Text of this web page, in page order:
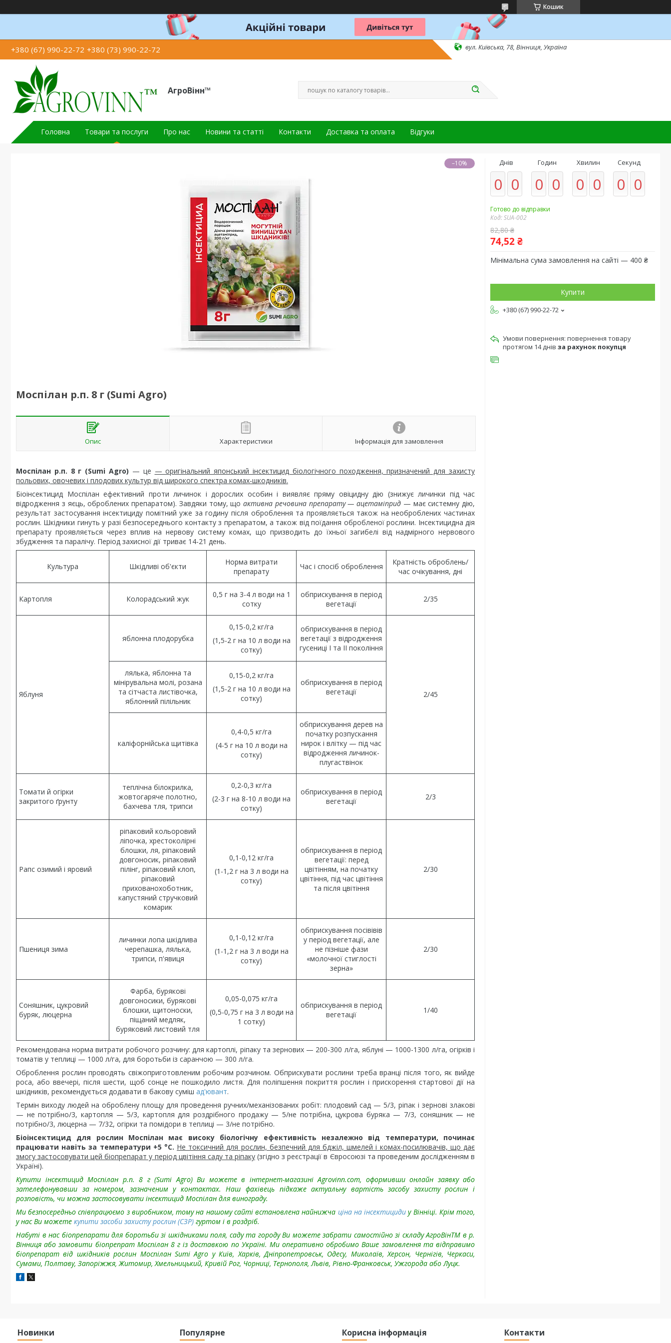
Кошик
+380 (67) 990-22-72 +380 (73) 990-22-72 вул. Київська, 78, Вінниця, Україна
АгроВінн™
Головна Товари та послуги Про нас Новини та статті Контакти Доставка та оплата Відгуки
–10%
Моспілан р.п. 8 г (Sumi Agro)
Опис Характеристики Інформація для замовлення
Моспілан р.п. 8 г (Sumi Agro) — це — оригінальний японський інсектицид біологічного походження, призначений для захисту
польових, овочевих і плодових культур від широкого спектра комах-шкодників.
Біоінсектицид Моспілан ефективний проти личинок і дорослих особин і виявляє пряму овіцидну дію (знижує личинки під час
відродження з яєць, оброблених препаратом). Завдяки тому, що активна речовина препарату — ацетаміприд — має системну дію,
результат застосування інсектициду помітний уже за годину після оброблення та проявляється також на необроблених частинах
рослин. Шкідники гинуть у разі безпосереднього контакту з препаратом, а також від поїдання обробленої рослини. Інсектицидна дія
препарату проявляється через вплив на нервову систему комах, що призводить до їхньої загибелі від надмірного нервового
збудження та паралічу. Період захисної дії триває 14-21 день.
Культура Шкідливі об'єкти
Норма витрати
препарату
Час і спосіб оброблення
Кратність оброблень/
час очікування, дні
Картопля Колорадський жук
0,5 г на 3-4 л води на 1
сотку
обприскування в період
вегетації
2/35
Яблуня
яблонна плодорубка
0,15-0,2 кг/га
(1,5-2 г на 10 л води на
сотку)
обприскування в період
вегетації з відродження
гусениці I та II покоління
2/45
лялька, яблонна та
мінірувальна молі, розана
та сітчаста листівочка,
яблонний пілільник
0,15-0,2 кг/га
(1,5-2 г на 10 л води на
сотку)
обприскування в період
вегетації
каліфорнійська щитівка
0,4-0,5 кг/га
(4-5 г на 10 л води на
сотку)
обприскування дерев на
початку розпускання
нирок і влітку — під час
відродження личинок-
плугаствінок
Томати й огірки
закритого ґрунту
теплічна білокрилка,
жовтогаряче полотно,
бахчева тля, трипси
0,2-0,3 кг/га
(2-3 г на 8-10 л води на
сотку)
обприскування в період
вегетації
2/3
Рапс озимий і яровий
ріпаковий кольоровий
ліпочка, хрестоколірні
блошки, ля, ріпаковий
довгоносик, ріпаковий
пілінг, ріпаковий клоп,
ріпаковий
прихованохоботник,
капустяний стручковий
комарик
0,1-0,12 кг/га
(1-1,2 г на 3 л води на
сотку)
обприскування в період
вегетації: перед
цвітінням, на початку
цвітіння, під час цвітіння
та після цвітіння
2/30
Пшениця зима
личинки лопа шкідлива
черепашка, лялька,
трипси, п'явиця
0,1-0,12 кг/га
(1-1,2 г на 3 л води на
сотку)
обприскування посівівів
у період вегетації, але
не пізніше фази
«молочної стиглості
зерна»
2/30
Соняшник, цукровий
буряк, люцерна
Фарба, бурякові
довгоносики, бурякові
блошки, щитоноски,
піщаний медляк,
буряковий листовий тля
0,05-0,075 кг/га
(0,5-0,75 г на 3 л води на
1 сотку)
обприскування в період
вегетації
1/40
Рекомендована норма витрати робочого розчину: для картоплі, ріпаку та зернових — 200-300 л/га, яблуні — 1000-1300 л/га, огірків і
томатів у теплиці — 1000 л/га, для боротьби із саранчою — 300 л/га.
Оброблення рослин проводять свіжоприготовленим робочим розчином. Обприскувати рослини треба вранці після того, як вийде
роса, або ввечері, після шести, щоб сонце не пошкодило листя. Для поліпшення покриття рослин і прискорення стартової дії на
шкідників, рекомендується додавати в бакову суміш ад'ювант.
Термін виходу людей на оброблену площу для проведення ручних/механізованих робіт: плодовий сад — 5/3, ріпак і зернові злакові
— не потрібно/3, картопля — 5/3, картопля для роздрібного продажу — 5/не потрібна, цукрова буряка — 7/3, соняшник — не
потрібно/3, люцерна — 7/32, огірки та помідори в теплиці — 3/не потрібно.
Біоінсектицид для рослин Моспілан має високу біологічну ефективність незалежно від температури, починає
працювати навіть за температури +5 °C. Не токсичний для рослин, безпечний для бджіл, шмелей і комах-посилювачів, що дає
змогу застосовувати цей біопрепарат у період цвітіння саду та ріпаку (згідно з реєстрації в Євросоюзі та проведеним дослідженням в
Україні).
Купити інсектицид Моспілан р.п. 8 г (Sumi Agro) Ви можете в інтернет-магазині Agrovinn.com, оформивши онлайн заявку або
зателефонувавши за номером, зазначеним у контактах. Наш фахівець підкаже актуальну вартість засобу захисту рослин і
розповість, чи можна застосовувати інсектицид Моспілан для винограду.
Ми безпосередньо співпрацюємо з виробником, тому на нашому сайті встановлена найнижча ціна на інсектициди у Вінніці. Крім того,
у нас Ви можете купити засоби захисту рослин (СЗР) гуртом і в роздріб.
Набуті в нас біопрепарати для боротьби зі шкідниками поля, саду та городу Ви можете забрати самостійно зі складу АгроВінTM в р.
Вінниця або замовити біопрепрат Моспілан 8 г із доставкою по Україні. Ми оперативно обробимо Ваше замовлення та відправимо
біопрепарат від шкідників рослин Моспілан Sumi Agro у Київ, Харків, Дніпропетровськ, Одесу, Миколаїв, Херсон, Чернігів, Черкаси,
Сумами, Полтаву, Запоріжжя, Житомир, Хмельницький, Кривій Рог, Чорниці, Тернополя, Львів, Рівно-Франковськ, Ужгорода або Луцк.
Днів
0 0
Годин
0 0
Хвилин
0 0
Секунд
0 0
Готово до відправки
Код:SUA-002
82,80 ₴
74,52 ₴
Мінімальна сума замовлення на сайті — 400 ₴
Купити
+380 (67) 990-22-72
повернення товару
протягом 14 днів за рахунок покупця
Новинки Популярне Корисна інформація Контакти